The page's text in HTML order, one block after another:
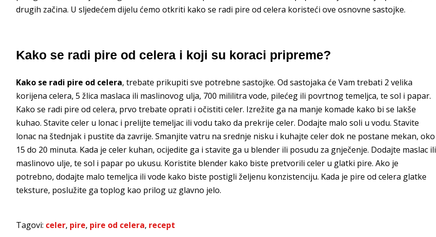
drugih začina. U sljedećem dijelu ćemo otkriti kako se radi pire od celera koristeći ove osnovne sastojke.
Kako se radi pire od celera i koji su koraci pripreme?
Kako se radi pire od celera, trebate prikupiti sve potrebne sastojke. Od sastojaka će Vam trebati 2 velika
korijena celera, 5 žlica maslaca ili maslinovog ulja, 700 mililitra vode, pilećeg ili povrtnog temeljca, te sol i papar.
Kako se radi pire od celera, prvo trebate oprati i očistiti celer. Izrežite ga na manje komade kako bi se lakše
kuhao. Stavite celer u lonac i prelijte temeljac ili vodu tako da prekrije celer. Dodajte malo soli u vodu. Stavite
lonac na štednjak i pustite da zavrije. Smanjite vatru na srednje nisku i kuhajte celer dok ne postane mekan, oko
15 do 20 minuta. Kada je celer kuhan, ocijedite ga i stavite ga u blender ili posudu za gnječenje. Dodajte maslac ili
maslinovo ulje, te sol i papar po ukusu. Koristite blender kako biste pretvorili celer u glatki pire. Ako je
potrebno, dodajte malo temeljca ili vode kako biste postigli željenu konzistenciju. Kada je pire od celera glatke
teksture, poslužite ga toplog kao prilog uz glavno jelo.
Tagovi: celer, pire, pire od celera, recept